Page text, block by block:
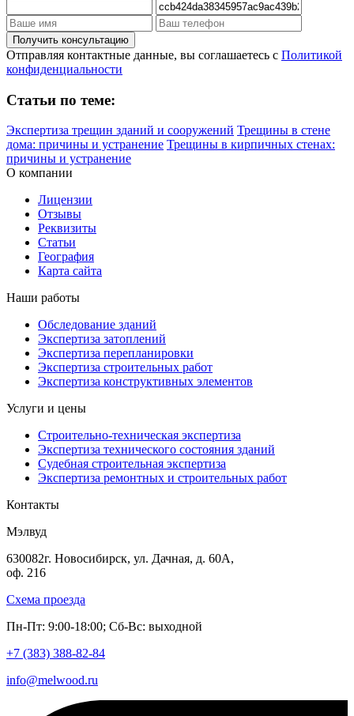
Отправляя контактные данные, вы соглашаетесь с Политикой
конфиденциальности
Статьи по теме:
Экспертиза трещин зданий и сооружений Трещины в стене
дома: причины и устранение Трещины в кирпичных стенах:
причины и устранение
О компании
Лицензии
Отзывы
Реквизиты
Статьи
География
Карта сайта
Наши работы
Обследование зданий
Экспертиза затоплений
Экспертиза перепланировки
Экспертиза строительных работ
Экспертиза конструктивных элементов
Услуги и цены
Строительно-техническая экспертиза
Экспертиза технического состояния зданий
Судебная строительная экспертиза
Экспертиза ремонтных и строительных работ
Контакты
Мэлвуд
630082г. Новосибирск, ул. Дачная, д. 60А,
оф. 216
Схема проезда
Пн-Пт: 9:00-18:00; Сб-Вс: выходной
+7 (383) 388-82-84
info@melwood.ru